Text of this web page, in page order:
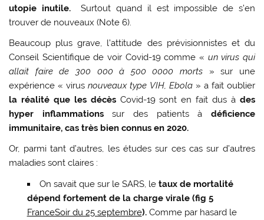
utopie inutile.Surtout quand il est impossible de s’en
trouver de nouveaux (Note 6).
Beaucoup plus grave, l’attitude des prévisionnistes et du
Conseil Scientifique de voir Covid-19 comme « un virus qui
allait faire de 300 000 à 500 0000 morts » sur une
expérience « virusnouveaux type VIH, Ebola» a fait oublier
la réalité que les décès Covid-19 sont en fait dus àdes
hyper inflammationssur des patients à déficience
immunitaire, cas très bien connus en 2020.
Or, parmi tant d’autres, les études sur ces cas sur d’autres
maladies sont claires :
On savait que sur le SARS, le taux de mortalité
dépend fortement de la charge virale (fig 5
FranceSoir du 25 septembre). Comme par hasard le